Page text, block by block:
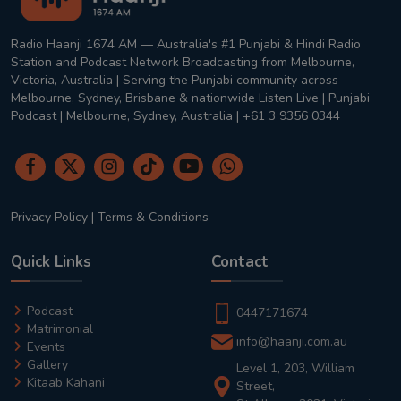
Radio Haanji 1674 AM — Australia's #1 Punjabi & Hindi Radio
Station and Podcast Network Broadcasting from Melbourne,
Victoria, Australia | Serving the Punjabi community across
Melbourne, Sydney, Brisbane & nationwide Listen Live | Punjabi
Podcast | Melbourne, Sydney, Australia | +61 3 9356 0344
Privacy Policy | Terms & Conditions
Quick Links
Podcast
Matrimonial
Events
Gallery
Kitaab Kahani
Contact
0447171674
info@haanji.com.au
Level 1, 203, William
Street,